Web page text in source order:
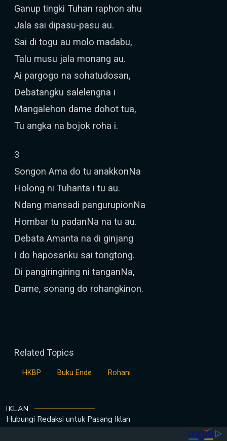
Ganup tingki Tuhan raphon ahu
Jala sai dipasu-pasu au.
Sai di togu au molo madabu,
Talu musu jala monang au.
Ai pargogo na sohatudosan,
Debatangku salelengna i
Mangalehon dame dohot tua,
Tu angka na bojok roha i.
3
Songon Ama do tu anakkonNa
Holong ni Tuhanta i tu au.
Ndang mansadi pangurupionNa
Hombar tu padanNa na tu au.
Debata Amanta na di ginjang
I do haposanku sai tongtong.
Di pangiringiring ni tanganNa,
Dame, sonang do rohangkinon.
Related Topics
HKBP Buku Ende Rohani
IKLAN
Hubungi Redaksi untuk Pasang Iklan